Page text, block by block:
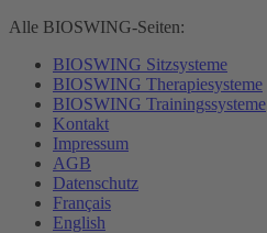
Alle BIOSWING-Seiten:
BIOSWING Sitzsysteme
BIOSWING Therapiesysteme
BIOSWING Trainingssysteme
Kontakt
Impressum
AGB
Datenschutz
Français
English